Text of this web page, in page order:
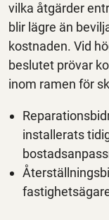
vilka åtgärder
blir lägre än
kostnaden. Vid
beslutet prövar
inom ramen för
installerats